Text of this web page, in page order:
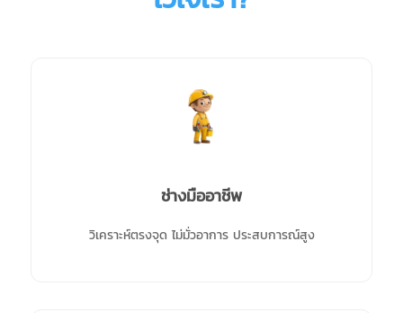
ช่างมืออาชีพ
วิเคราะห์ตรงจุด ไม่มั่วอาการ ประสบการณ์สูง